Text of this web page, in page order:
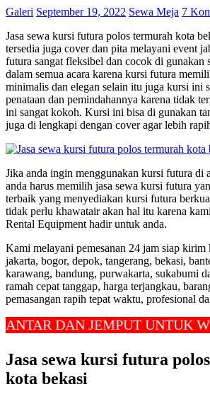
Galeri September 19, 2022 Sewa Meja 7
Jasa sewa kursi futura polos termurah kota
tersedia juga cover dan pita melayani event
futura sangat fleksibel dan cocok di gunakan
dalam semua acara karena kursi futura
minimalis dan elegan selain itu juga kursi ini
penataan dan pemindahannya karena tidak
ini sangat kokoh. Kursi ini bisa di gunakan
juga di lengkapi dengan cover agar lebih
Jika anda ingin menggunakan kursi futura di
anda harus memilih jasa sewa kursi futura
terbaik yang menyediakan kursi futura
tidak perlu khawatair akan hal itu karena
Rental Equipment hadir untuk anda.
Kami melayani pemesanan 24 jam siap kirim
jakarta, bogor, depok, tangerang, bekasi,
karawang, bandung, purwakarta, sukabumi
ramah cepat tanggap, harga terjangkau,
pemasangan rapih tepat waktu, profesional
DAN JEMPUT UNTUK
Jasa sewa kursi futura
kota bekasi